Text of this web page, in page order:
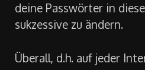
verschafft wir vor allem
deine Passwörter in